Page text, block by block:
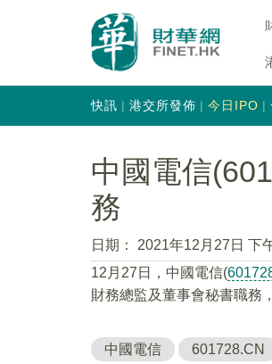
快訊 港交所發佈 今日IPO
中國電信
務
日期：
2021年12月27日 下
12月27日，中國電信(
財務總監及董事會秘書職務
中國電信 601728.CN